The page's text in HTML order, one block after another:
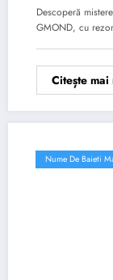
Descoperă
GMOND, cu
Citește mai
Nume De Baieti